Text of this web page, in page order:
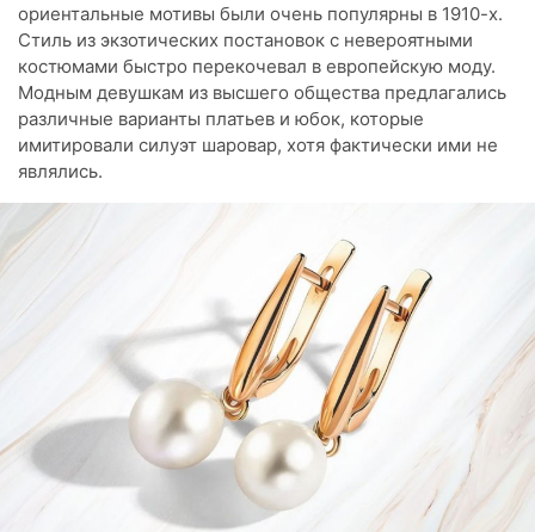
ориентальные мотивы были очень популярны в 1910-х.
Стиль из экзотических постановок с невероятными
костюмами быстро перекочевал в европейскую моду.
Модным девушкам из высшего общества предлагались
различные варианты платьев и юбок, которые
имитировали силуэт шаровар, хотя фактически ими не
являлись.